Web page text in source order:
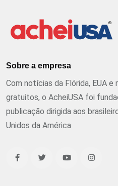
Sobre a empresa
Com notícias da Flórida, EUA e
gratuitos, o AcheiUSA foi
publicação dirigida aos
Unidos da América